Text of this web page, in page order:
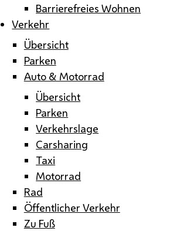
Barrierefreies Wohnen
Verkehr
Übersicht
Parken
Auto & Motorrad
Übersicht
Parken
Verkehrslage
Carsharing
Taxi
Motorrad
Rad
Öffentlicher Verkehr
Zu Fuß